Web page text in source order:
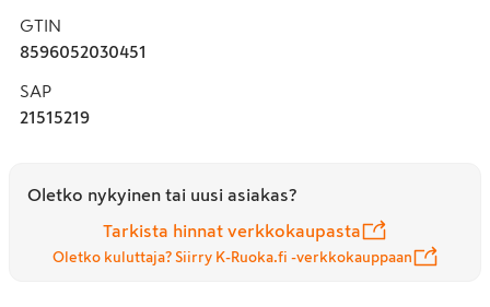
GTIN
8596052030451
SAP
21515219
Oletko nykyinen tai uusi asiakas?
Tarkista hinnat verkkokaupasta
Oletko kuluttaja? Siirry K-Ruoka.fi -verkkokauppaan